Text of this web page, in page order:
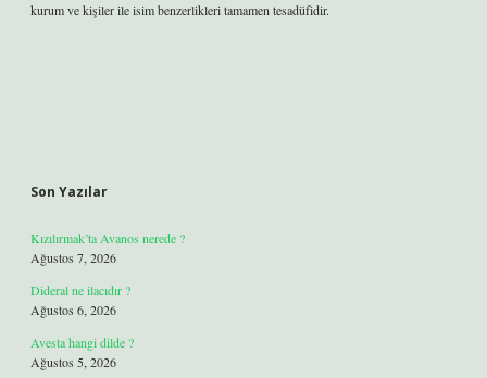
kurum ve kişiler ile isim benzerlikleri tamamen tesadüfidir.
Son Yazılar
Kızılırmak’ta Avanos nerede ?
Ağustos 7, 2026
Dideral ne ilacıdır ?
Ağustos 6, 2026
Avesta hangi dilde ?
Ağustos 5, 2026